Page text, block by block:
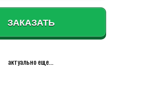
ЗАКАЗАТЬ
актуально еще...